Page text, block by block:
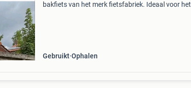
bakfiets van het merk fietsfabriek. Ideaal voor het
Gebruikt Ophalen